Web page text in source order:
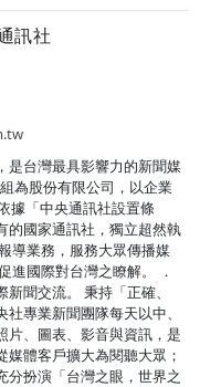
訊社
是台灣最具影響力的新聞媒
為股份有限公司，以企業
據「中央通訊社設置條
的國家通訊社，獨立超然執
導業務，服務大眾傳播媒
進國際對台灣之瞭解。 ．
聞交流。 秉持「正確、
專業新聞團隊每天以中、
片、圖表、影音與資訊，是
體客戶擴大為閱聽大眾；
分扮演「台灣之眼，世界之